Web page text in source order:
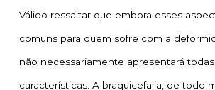
Válido ressaltar que embora esses
comuns para quem sofre com a
não necessariamente apresentará
características. A braquicefalia, de todo